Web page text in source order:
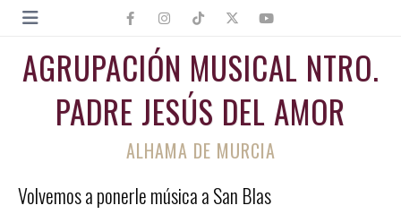
AGRUPACIÓN MUSICAL NTRO.
PADRE JESÚS DEL AMOR
ALHAMA DE MURCIA
Volvemos a ponerle música a San Blas